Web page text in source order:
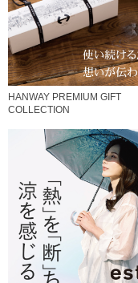
HANWAY PREMIUM GIFT
COLLECTION